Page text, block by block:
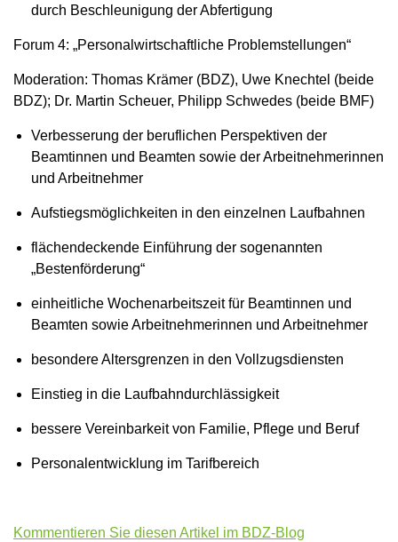
durch Beschleunigung der Abfertigung
Forum 4: „Personalwirtschaftliche Problemstellungen“
Moderation: Thomas Krämer (BDZ), Uwe Knechtel (beide
BDZ); Dr. Martin Scheuer, Philipp Schwedes (beide BMF)
Verbesserung der beruflichen Perspektiven der
Beamtinnen und Beamten sowie der Arbeitnehmerinnen
und Arbeitnehmer
Aufstiegsmöglichkeiten in den einzelnen Laufbahnen
flächendeckende Einführung der sogenannten
„Bestenförderung“
einheitliche Wochenarbeitszeit für Beamtinnen und
Beamten sowie Arbeitnehmerinnen und Arbeitnehmer
besondere Altersgrenzen in den Vollzugsdiensten
Einstieg in die Laufbahndurchlässigkeit
bessere Vereinbarkeit von Familie, Pflege und Beruf
Personalentwicklung im Tarifbereich
Kommentieren Sie diesen Artikel im BDZ-Blog